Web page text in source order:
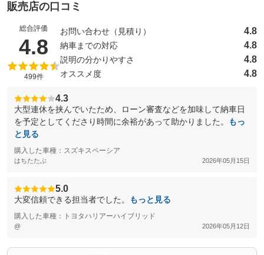
販売店の口コミ
総合評価
4.8 （5点満点中）
499件
お問い合わせ（見積り） 4.8
納車までの対応 4.8
説明の分かりやすさ 4.8
オススメ度 4.8
4.3
大型連休を挟んでいたため、ローン審査などを加味して納車日
を予定としてくださり時間に余裕があって助かりました。
もっ
と見る
購入した車種：スズキスペーシア
はちたたぶ 2026年05月15日
5.0
大変信頼できる担当者でした。 もっと見る
購入した車種：トヨタハリアーハイブリッド
@ 2026年05月12日